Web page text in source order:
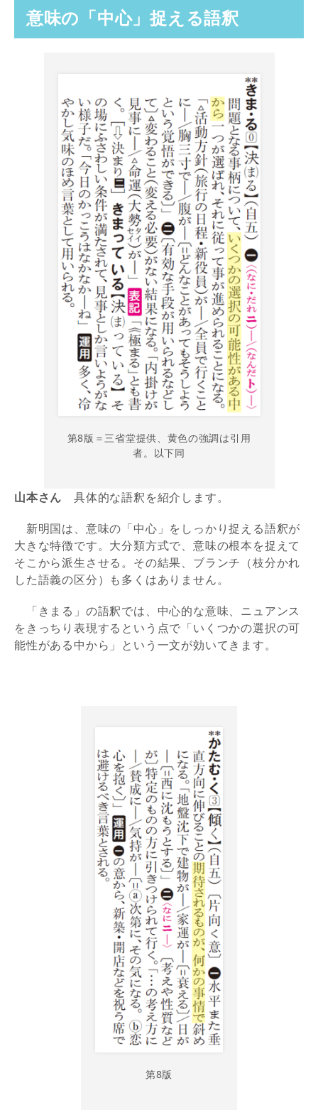
意味の「中心」捉える語釈
第8版＝三省堂提供、黄色の強調は引用
者。以下同
山本さん 具体的な語釈を紹介します。
新明国は、意味の「中心」をしっかり捉える語釈が
大きな特徴です。大分類方式で、意味の根本を捉えて
そこから派生させる。その結果、ブランチ（枝分かれ
した語義の区分）も多くはありません。
「きまる」の語釈では、中心的な意味、ニュアンス
をきっちり表現するという点で「いくつかの選択の可
能性がある中から」という一文が効いてきます。
第8版